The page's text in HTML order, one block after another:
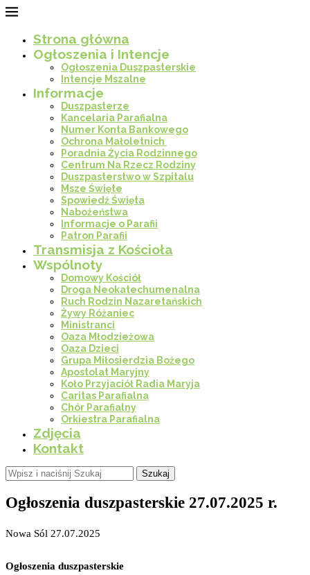
Strona główna
Ogłoszenia i Intencje
Ogłoszenia Duszpasterskie
Intencje Mszalne
Informacje
Duszpasterze
Kancelaria Parafialna
Numer Konta Bankowego
Ochrona Małoletnich
Poradnia Życia Rodzinnego
Centrum Na Rzecz Rodziny
Duszpasterstwo w Szpitalu
Msze Święte
Spowiedź Święta
Nabożeństwa
Informacje o Parafii
Patron Parafii
Transmisja z Kościoła
Wspólnoty
Domowy Kościół
Droga Neokatechumenalna
Ruch Rodzin Nazaretańskich
Żywy Różaniec
Ministranci
Oaza Młodzieżowa
Oaza Dzieci
Grupa Miłosierdzia Bożego
Apostolat Maryjny
Koło Przyjaciół Radia Maryja
Caritas Parafialna
Chór Parafialny
Orkiestra Parafialna
Zdjęcia
Kontakt
Szukaj
Ogłoszenia duszpasterskie 27.07.2025 r.
Nowa Sól 27.07.2025
Ogłoszenia duszpasterskie